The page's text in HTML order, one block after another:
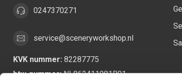
0247370271
service@sceneryworkshop.nl
KVK nummer: 82287775
btw-nummer:NL862411981B01